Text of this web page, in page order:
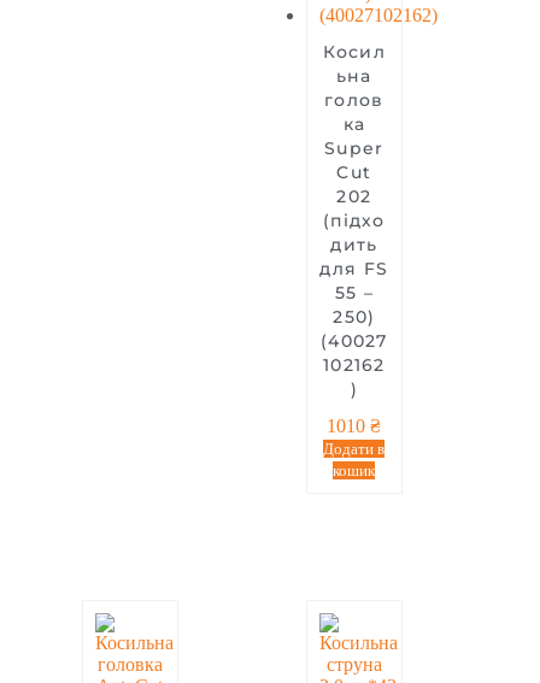
Косил
ьна
голов
ка
Super
Cut
20­2
(підхо
дить
для FS
55 –
250)
(40027
102162
)
1010₴
Додати в
кошик